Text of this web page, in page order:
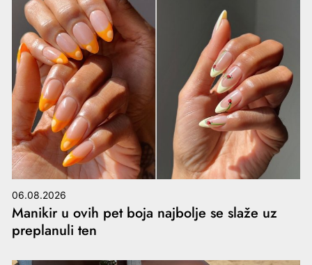
06.08.2026
Manikir u ovih pet boja najbolje se slaže uz
preplanuli ten